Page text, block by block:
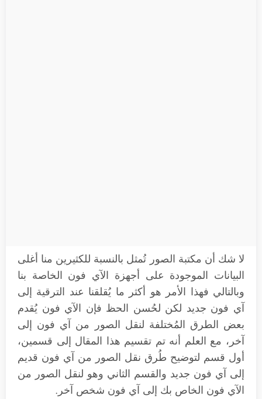
لا شك أن مكتبة الصور تُمثل بالنسبة للكثيرين منا أغلى
البيانات الموجودة على أجهزة الآي فون الخاصة بنا
وبالتالي فهذا الأمر هو أكثر ما يُقلقنا عند الترقية إلى
آي فون جديد لكن لحُسن الحظ فإن الآي فون يُقدم
بعض الطرق المُختلفة لنقل الصور من آي فون إلى
آخر، مع العلم أنه تم تقسيم هذا المقال إلى قسمين،
أول قسم لتوضيح طُرق نقل الصور من آي فون قديم
إلى آي فون جديد والقسم الثاني وهو لنقل الصور من
الآي فون الخاص بك إلى آي فون شخص آخر.